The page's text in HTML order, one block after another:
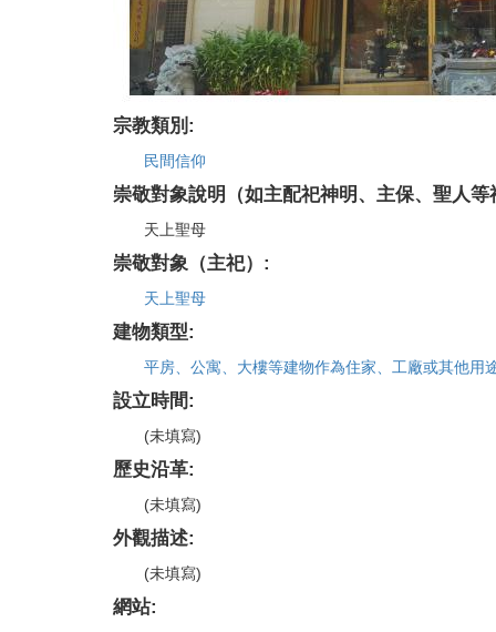
宗教類別:
民間信仰
崇敬對象說明（如主配祀神明、主保、聖人
天上聖母
崇敬對象（主祀）:
天上聖母
建物類型:
平房、公寓、大樓等建物作為住家、工廠或其他用
設立時間:
(未填寫)
歷史沿革:
(未填寫)
外觀描述:
(未填寫)
網站: